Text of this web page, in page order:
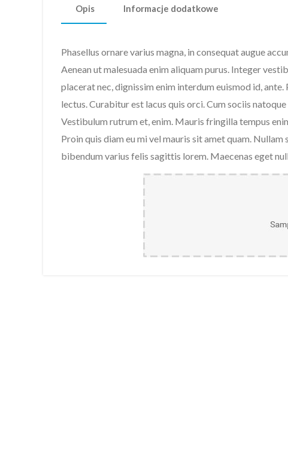
Opis Informacje dodatkowe
Phasellus ornare varius magna, in consequat augue
Aenean ut malesuada enim aliquam purus. Integer
placerat nec, dignissim enim interdum euismod id,
lectus. Curabitur est lacus quis orci. Cum sociis
Vestibulum rutrum et, enim. Mauris fringilla tempus
Proin quis diam eu mi vel mauris sit amet quam.
bibendum varius felis sagittis lorem. Maecenas eget